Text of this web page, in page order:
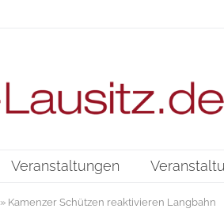
Veranstaltungen
» Kamenzer Schützen reaktivieren Langbahn